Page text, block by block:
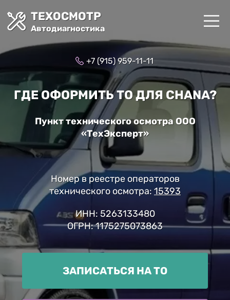
ТЕХОСМОТР
Автодиагностика
+7 (915) 959-11-11
ГДЕ ОФОРМИТЬ ТО ДЛЯ CHANA?
Пункт технического осмотра ООО
«ТехЭксперт»
Номер в реестре операторов
технического осмотра: 15393
ИНН: 5263133480
ОГРН: 1175275073863
ЗАПИСАТЬСЯ НА ТО